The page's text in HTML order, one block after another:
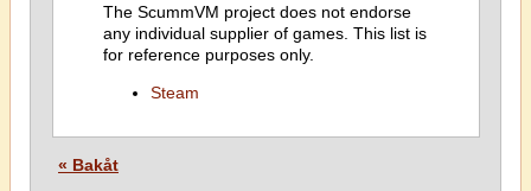
The ScummVM project does not endorse
any individual supplier of games. This list is
for reference purposes only.
Steam
« Bakåt